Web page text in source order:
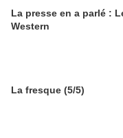
La presse en a parlé :
Western
La fresque (5/5)